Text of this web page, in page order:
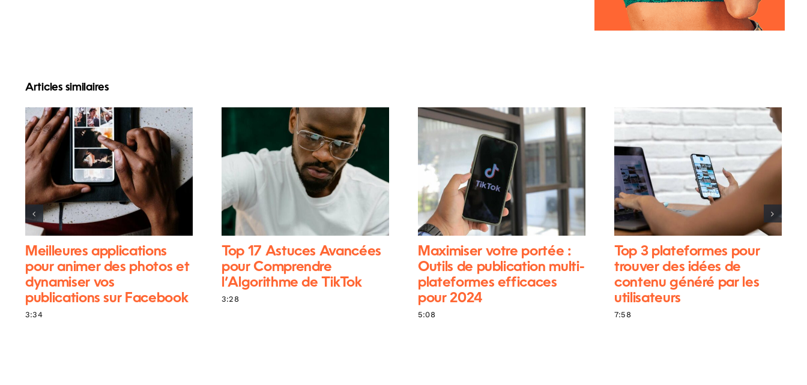
Articles similaires
Meilleures applications
pour animer des photos et
dynamiser vos
publications sur Facebook
3:34
Top 17 Astuces Avancées
pour Comprendre
l’Algorithme de TikTok
3:28
Maximiser votre portée :
Outils de publication multi-
plateformes efficaces
pour 2024
5:08
Top 3 plateformes pour
trouver des idées de
contenu généré par les
utilisateurs
7:58